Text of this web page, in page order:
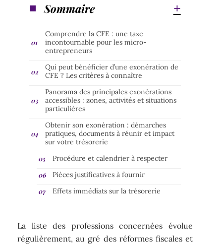
Sommaire
Comprendre la CFE : une taxe
incontournable pour les micro-
entrepreneurs
Qui peut bénéficier d’une exonération de
CFE ? Les critères à connaître
Panorama des principales exonérations
accessibles : zones, activités et situations
particulières
Obtenir son exonération : démarches
pratiques, documents à réunir et impact
sur votre trésorerie
Procédure et calendrier à respecter
Pièces justificatives à fournir
Effets immédiats sur la trésorerie
La liste des professions concernées évolue
régulièrement, au gré des réformes fiscales et